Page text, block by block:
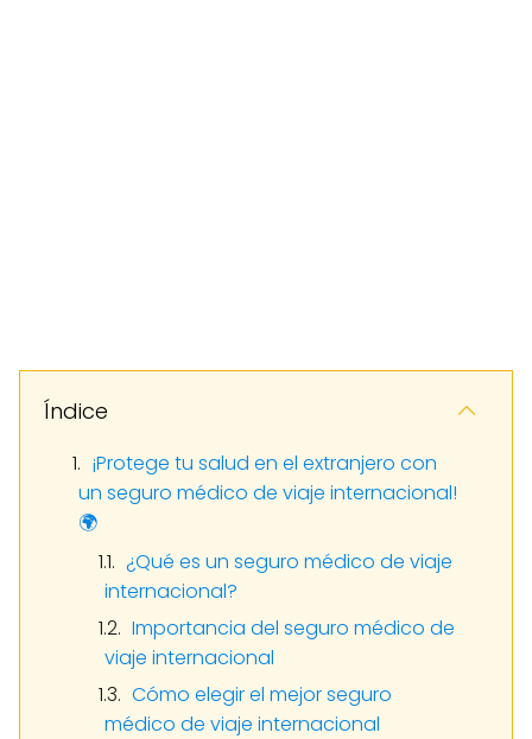
Índice
¡Protege tu salud en el extranjero con
un seguro médico de viaje internacional!
🌍
¿Qué es un seguro médico de viaje
internacional?
Importancia del seguro médico de
viaje internacional
Cómo elegir el mejor seguro
médico de viaje internacional